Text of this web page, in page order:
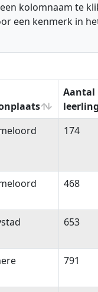
kolomnaam te
kenmerk in
Aantal
Aantal
174
468
653
791